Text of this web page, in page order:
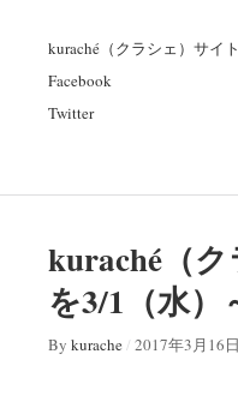
kuraché（クラシェ）サイ
Facebook
Twitter
kuraché（
を3/1（水）
By kurache/ 2017年3月16